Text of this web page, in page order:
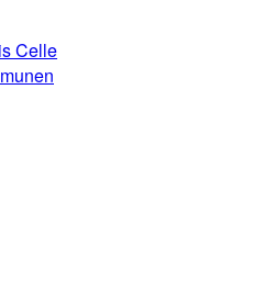
Celle